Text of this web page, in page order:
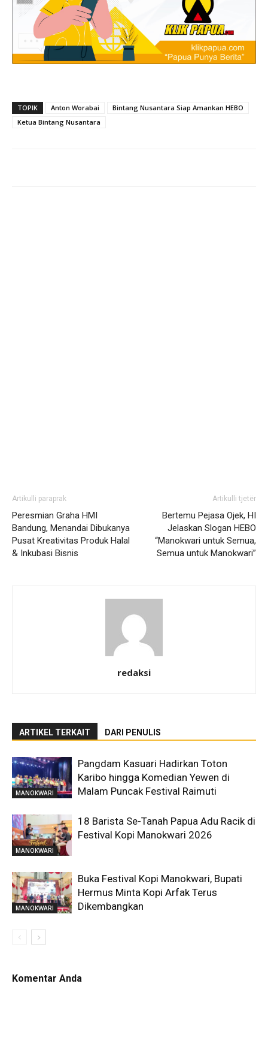
TOPIK Anton Worabai
Bintang Nusantara Siap Amankan HEBO
Ketua Bintang Nusantara
Artikulli paraprak
Peresmian Graha HMI
Bandung, Menandai Dibukanya
Pusat Kreativitas Produk Halal
& Inkubasi Bisnis
Artikulli tjetër
Bertemu Pejasa Ojek, HI
Jelaskan Slogan HEBO
“Manokwari untuk Semua,
Semua untuk Manokwari”
redaksi
ARTIKEL TERKAIT DARI PENULIS
MANOKWARI
Pangdam Kasuari Hadirkan Toton
Karibo hingga Komedian Yewen di
Malam Puncak Festival Raimuti
MANOKWARI
18 Barista Se-Tanah Papua Adu Racik di
Festival Kopi Manokwari 2026
MANOKWARI
Buka Festival Kopi Manokwari, Bupati
Hermus Minta Kopi Arfak Terus
Dikembangkan
Komentar Anda